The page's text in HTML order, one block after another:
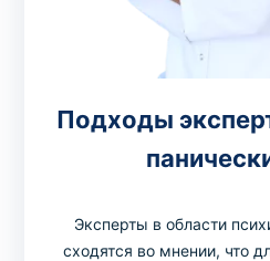
Подходы
Эксперты в области
сходятся во мнении, что